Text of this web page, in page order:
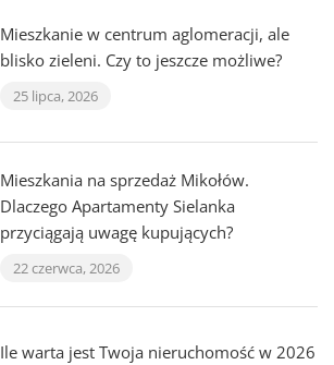
Mieszkanie w centrum aglomeracji, ale
blisko zieleni. Czy to jeszcze możliwe?
25 lipca, 2026
Mieszkania na sprzedaż Mikołów.
Dlaczego Apartamenty Sielanka
przyciągają uwagę kupujących?
22 czerwca, 2026
Ile warta jest Twoja nieruchomość w 2026